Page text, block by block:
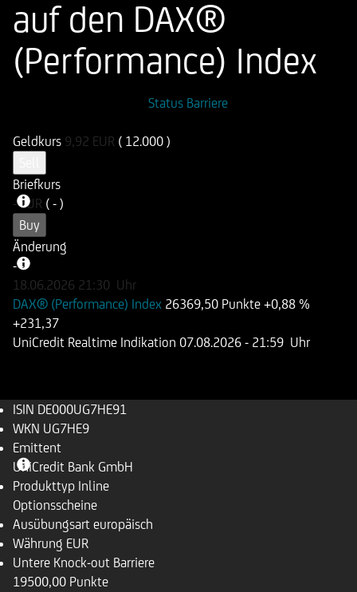
auf den DAX®
(Performance) Index
Status Barriere
Geldkurs 9,92 EUR ( 12.000 )
Briefkurs
-EUR ( - )
Buy
Änderung
--
18.06.2026 21:30 Uhr
DAX® (Performance) Index 26369,50 Punkte +0,88 %
+231,37
UniCredit Realtime Indikation 07.08.2026 - 21:59 Uhr
ISIN DE000UG7HE91
WKN UG7HE9
Emittent
UniCredit Bank GmbH
Produkttyp Inline
Optionsscheine
Ausübungsart europäisch
Währung EUR
Untere Knock-out Barriere
19500,00 Punkte